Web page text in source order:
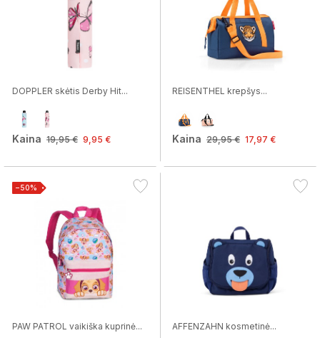
DOPPLER skėtis Derby Hit...
Kaina 19,95 € 9,95 €
REISENTHEL krepšys...
Kaina 29,95 € 17,97 €
−50%
PAW PATROL vaikiška kuprinė... AFFENZAHN kosmetinė...